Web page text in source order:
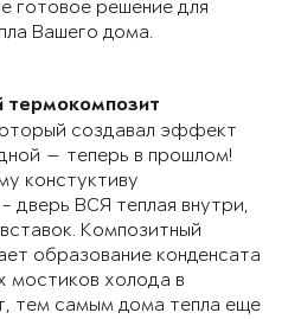
готовое решение для
Вашего дома.
термокомпозит
создавал эффект
— теперь в прошлом!
констуктиву
дверь ВСЯ теплая внутри,
Композитный
образование конденсата
мостиков холода в
тем самым дома тепла еще